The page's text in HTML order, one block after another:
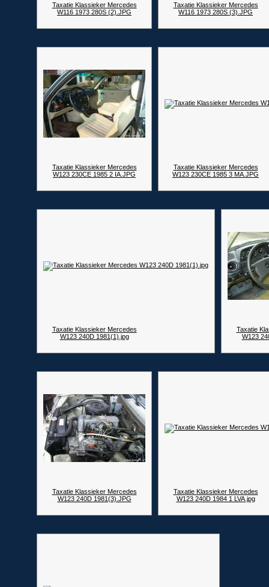
Taxatie Klassieker Mercedes
W116 1973 280S (2).JPG
Taxatie Klassieker Mercedes
W116 1973 280S (3).JPG
Taxatie Klassieker Mercedes
W123 230CE 1985 2 IA.JPG
Taxatie Klassieker Mercedes
W123 230CE 1985 3 MA.JPG
Taxatie Klassieker Mercedes
W123 240D 1981(1).jpg
Taxatie
W123
Taxatie Klassieker Mercedes
W123 240D 1981(3).JPG
Taxatie Klassieker Mercedes
W123 240D 1984 1 LVA.jpg